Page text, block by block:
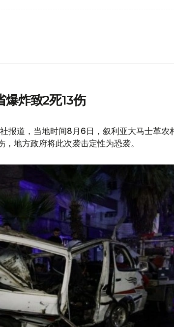
炸致2死13伤
报道，当地时间8月6日，叙利亚大马士革农
地方政府将此次袭击定性为恐袭。